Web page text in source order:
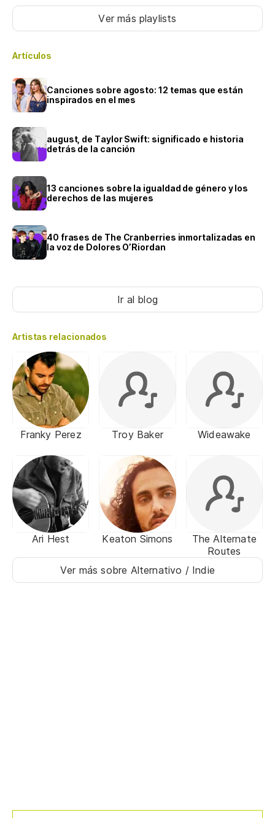
Ver más playlists
Artículos
Canciones sobre agosto: 12 temas que están
inspirados en el mes
august, de Taylor Swift: significado e historia
detrás de la canción
13 canciones sobre la igualdad de género y los
derechos de las mujeres
40 frases de The Cranberries inmortalizadas en
la voz de Dolores O’Riordan
Ir al blog
Artistas relacionados
Franky Perez Troy Baker Wideawake
Ari Hest Keaton Simons
The Alternate
Routes
Ver más sobre Alternativo / Indie